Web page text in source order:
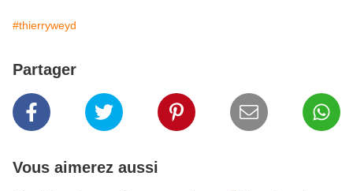
#thierryweyd
Partager
Vous aimerez aussi